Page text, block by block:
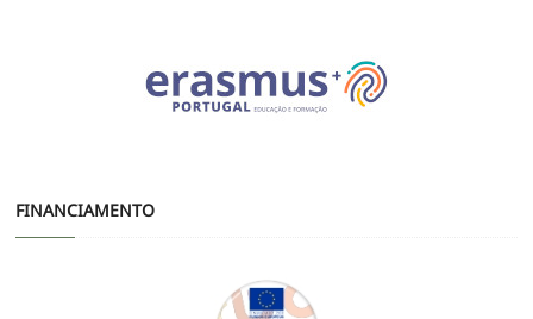
FINANCIAMENTO